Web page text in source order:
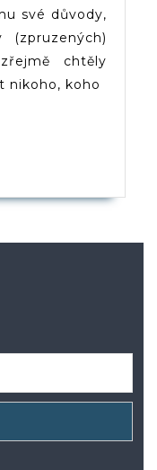
své důvody,
(zpruzených)
chtěly
nikoho, koho